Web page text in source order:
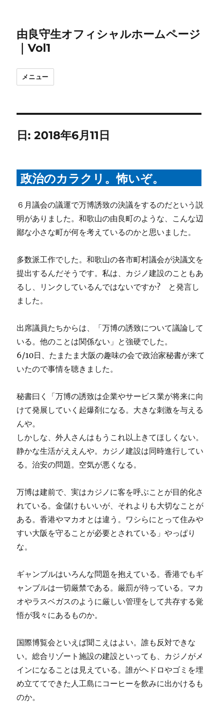
由良守生オフィシャルホームページ
｜Vol1
メニュー
日:2018年6月11日
政治のカラクリ。怖いぞ。
６月議会の議運で万博誘致の決議をするのだという説
明がありました。和歌山の由良町のような、こんな辺
鄙な小さな町が何を考えているのかと思いました。
多数派工作でした。和歌山の各市町村議会が決議文を
提出するんだそうです。私は、カジノ建設のこともあ
るし、リンクしているんではないですか? と発言し
ました。
出席議員たちからは、「万博の誘致について議論して
いる。他のことは関係ない」と強硬でした。
6/10日、たまたま大阪の趣味の会で政治家秘書が来て
いたので事情を聴きました。
秘書曰く「万博の誘致は企業やサービス業が将来に向
けて発展していく起爆剤になる。大きな刺激を与える
んや。
しかしな、外人さんはもうこれ以上きてほしくない。
静かな生活がええんや。カジノ建設は同時進行してい
る。治安の問題。空気が悪くなる。
万博は建前で、実はカジノに客を呼ぶことが目的化さ
れている。金儲けもいいが、それよりも大切なことが
ある。香港やマカオとは違う。ワシらにとって住みや
すい大阪を守ることが必要とされている」やっぱり
な。
ギャンブルはいろんな問題を抱えている。香港でもギ
ャンブルは一切厳禁である。厳罰が待っている。マカ
オやラスベガスのように厳しい管理をして共存する覚
悟が我々にあるものか。
国際博覧会といえば聞こえはよい。誰も反対できな
い。総合リゾート施設の建設といっても、カジノがメ
インになることは見えている。誰がヘドロやゴミを埋
め立ててできた人工島にコーヒーを飲みに出かけるも
のか。